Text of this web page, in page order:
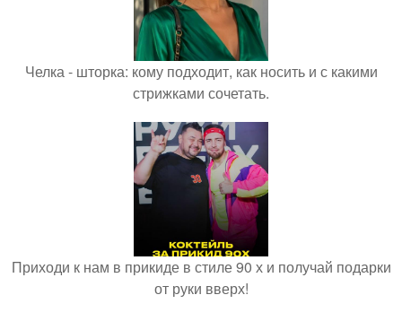
Челка - шторка: кому подходит, как носить и с какими
стрижками сочетать.
Приходи к нам в прикиде в стиле 90 х и получай подарки
от руки вверх!